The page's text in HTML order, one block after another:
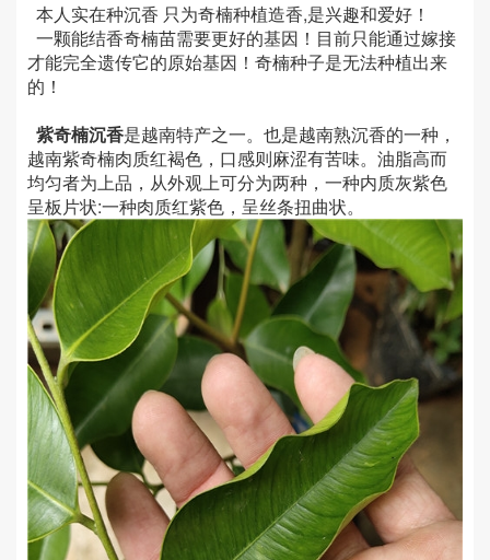
本人实在种沉香 只为奇楠种植造香,是兴趣和爱好！
一颗能结香奇楠苗需要更好的基因！目前只能通过嫁接
才能完全遗传它的原始基因！奇楠种子是无法种植出来
的！
紫奇楠沉香是越南特产之一。也是越南熟沉香的一种，
越南紫奇楠肉质红褐色，口感则麻涩有苦味。油脂高而
均匀者为上品，从外观上可分为两种，一种内质灰紫色
呈板片状:一种肉质红紫色，呈丝条扭曲状。